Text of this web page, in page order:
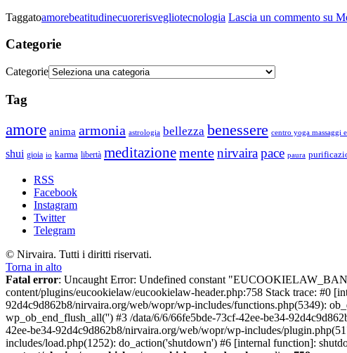
Taggatoamorebeatitudinecuorerisvegliotecnologia Lascia un commento su
Categorie
Categorie
Tag
amore anima armonia astrologia bellezza benessere centro yoga massaggi
shui gioia io karma libertà meditazionementenirvairapace paura
RSS
Facebook
Instagram
Twitter
Telegram
© Nirvaira. Tutti i diritti riservati.
Torna in alto
Fatal error: Uncaught Error: Undefined constant
content/plugins/eucookielaw/eucookielaw-header.php:758 Stack trace:
92d4c9d862b8/nirvaira.org/web/wopr/wp-includes/functions.php(5349):
wp_ob_end_flush_all('') #3 /data/6/6/66fe5bde-73cf-42ee-be34-
42ee-be34-92d4c9d862b8/nirvaira.org/web/wopr/wp-includes/
includes/load.php(1252): do_action('shutdown') #6 [internal function]: